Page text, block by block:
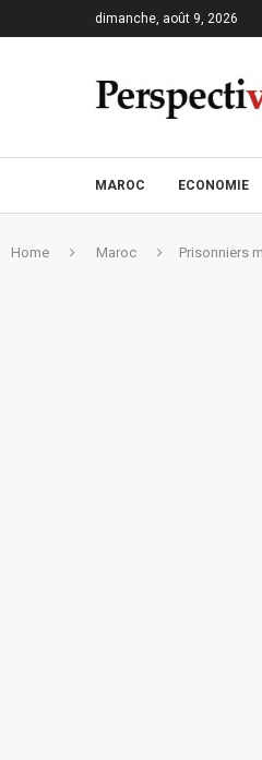
dimanche, août 9, 2026
MAROC ECONOMIE
Home Maroc Prisonniers